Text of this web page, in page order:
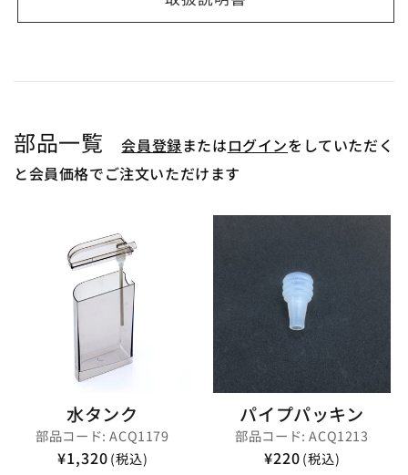
部品一覧 会員登録またはログインをしていただく
と会員価格でご注文いただけます
水タンク
部品コード: ACQ1179
¥1,320(税込)
パイプパッキン
部品コード: ACQ1213
¥220(税込)